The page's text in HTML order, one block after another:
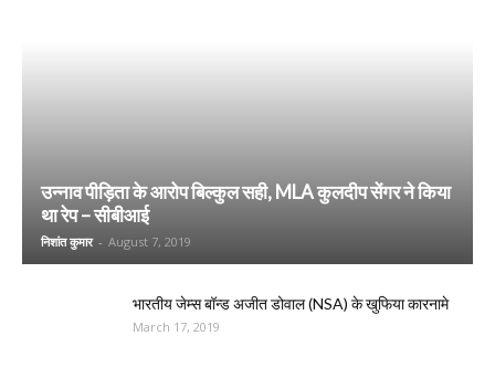
उन्नाव पीड़िता के आरोप बिल्कुल सही, MLA कुलदीप सेंगर ने किया
था रेप – सीबीआई
निशांत कुमार - August 7, 2019
भारतीय जेम्स बॉन्ड अजीत डोवाल (NSA) के खुफिया कारनामे
March 17, 2019